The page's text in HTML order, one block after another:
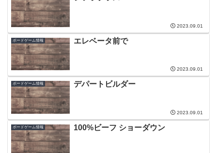
2023.09.01
ボードゲーム情報 エレベータ前で
2023.09.01
ボードゲーム情報 デパートビルダー
2023.09.01
ボードゲーム情報 100%ビーフ ショーダウン